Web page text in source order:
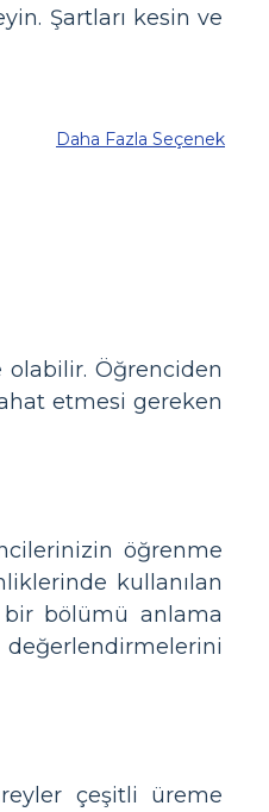
Şartları kesin ve
Daha Fazla Seçenek
olabilir. Öğrenciden
etmesi gereken
öğrenme
kullanılan
bir bölümü anlama
çeşitli üreme